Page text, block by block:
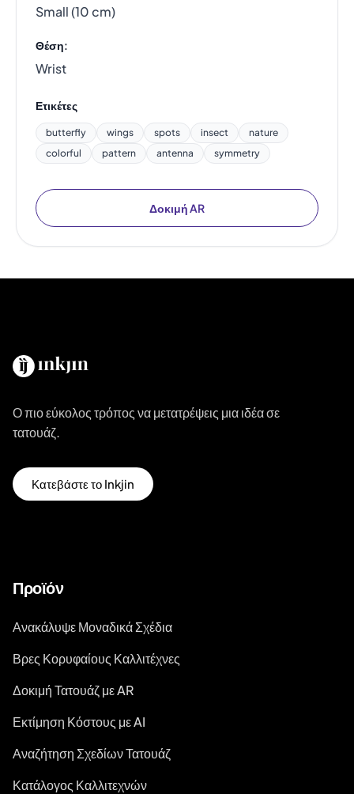
Small (10 cm)
Θέση:
Wrist
Ετικέτες
butterfly wings spots insect
nature
colorful
pattern antenna symmetry
Δοκιμή AR
Ο πιο εύκολος τρόπος να μετατρέψεις μια ιδέα σε
τατουάζ.
Κατεβάστε το Inkjin
Προϊόν
Ανακάλυψε Μοναδικά Σχέδια
Βρες Κορυφαίους Καλλιτέχνες
Δοκιμή Τατουάζ με AR
Εκτίμηση Κόστους με AI
Αναζήτηση Σχεδίων Τατουάζ
Κατάλογος Καλλιτεχνών